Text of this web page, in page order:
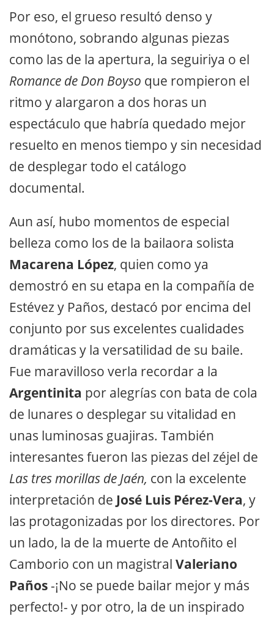
Por eso, el grueso resultó denso y
monótono, sobrando algunas piezas
como las de la apertura, la seguiriya o el
Romance de Don Boyso que rompieron el
ritmo y alargaron a dos horas un
espectáculo que habría quedado mejor
resuelto en menos tiempo y sin necesidad
de desplegar todo el catálogo
documental.
Aun así, hubo momentos de especial
belleza como los de la bailaora solista
Macarena López, quien como ya
demostró en su etapa en la compañía de
Estévez y Paños, destacó por encima del
conjunto por sus excelentes cualidades
dramáticas y la versatilidad de su baile.
Fue maravilloso verla recordar a la
Argentinita por alegrías con bata de cola
de lunares o desplegar su vitalidad en
unas luminosas guajiras. También
interesantes fueron las piezas del zéjel de
Las tres morillas de Jaén, con la excelente
interpretación de José Luis Pérez-Vera, y
las protagonizadas por los directores. Por
un lado, la de la muerte de Antoñito el
Camborio con un magistral Valeriano
Paños-¡No se puede bailar mejor y más
perfecto!- y por otro, la de un inspirado